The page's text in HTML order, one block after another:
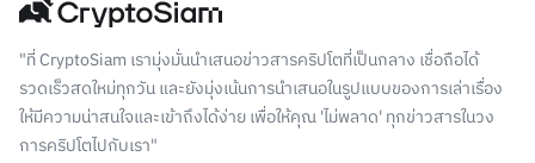
"ที่ CryptoSiam เรามุ่งมั่นนำเสนอข่าวสารคริปโตที่เป็นกลาง เชื่อถือได้
รวดเร็วสดใหม่ทุกวัน และยังมุ่งเน้นการนำเสนอในรูปแบบของการเล่าเรื่อง
ให้มีความน่าสนใจและเข้าถึงได้ง่าย เพื่อให้คุณ 'ไม่พลาด' ทุกข่าวสารในวง
การคริปโตไปกับเรา"